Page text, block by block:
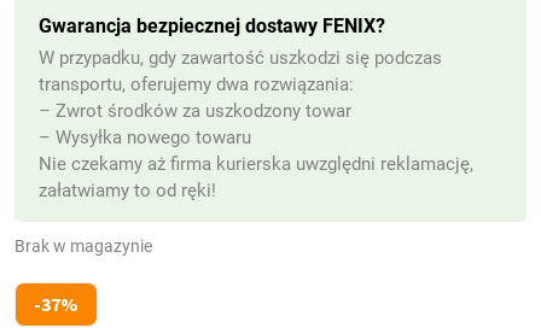
-37%
Brak w magazynie
Gwarancja bezpiecznej dostawy FENIX?
W przypadku, gdy zawartość uszkodzi się podczas
transportu, oferujemy dwa rozwiązania:
– Zwrot środków za uszkodzony towar
– Wysyłka nowego towaru
Nie czekamy aż firma kurierska uwzględni reklamację,
załatwiamy to od ręki!